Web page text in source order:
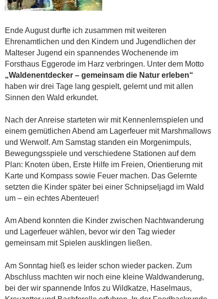
Ende August durfte ich zusammen mit weiteren
Ehrenamtlichen und den Kindern und Jugendlichen der
Malteser Jugend ein spannendes Wochenende im
Forsthaus Eggerode im Harz verbringen. Unter dem Motto
„Waldenentdecker – gemeinsam die Natur erleben“
haben wir drei Tage lang gespielt, gelernt und mit allen
Sinnen den Wald erkundet.
Nach der Anreise starteten wir mit Kennenlernspielen und
einem gemütlichen Abend am Lagerfeuer mit Marshmallows
und Werwolf. Am Samstag standen ein Morgenimpuls,
Bewegungsspiele und verschiedene Stationen auf dem
Plan: Knoten üben, Erste Hilfe im Freien, Orientierung mit
Karte und Kompass sowie Feuer machen. Das Gelernte
setzten die Kinder später bei einer Schnipseljagd im Wald
um – ein echtes Abenteuer!
Am Abend konnten die Kinder zwischen Nachtwanderung
und Lagerfeuer wählen, bevor wir den Tag wieder
gemeinsam mit Spielen ausklingen ließen.
Am Sonntag hieß es leider schon wieder packen. Zum
Abschluss machten wir noch eine kleine Waldwanderung,
bei der wir spannende Infos zu Wildkatze, Haselmaus,